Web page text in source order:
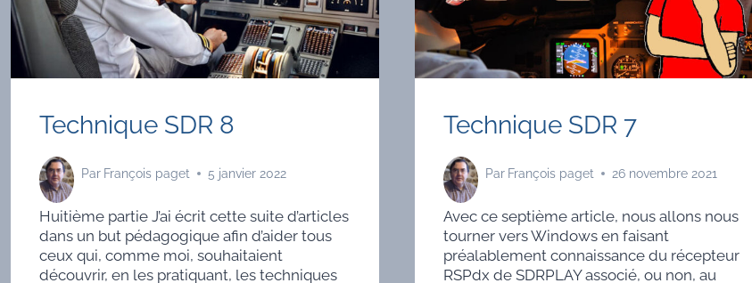
Technique SDR 8
Par François paget 5 janvier 2022
Huitième partie J’ai écrit cette suite d’articles
dans un but pédagogique afin d’aider tous
ceux qui, comme moi, souhaitaient
découvrir, en les pratiquant, les techniques
Technique SDR 7
Par François paget 26 novembre 2021
Avec ce septième article, nous allons nous
tourner vers Windows en faisant
préalablement connaissance du récepteur
RSPdx de SDRPLAY associé, ou non, au